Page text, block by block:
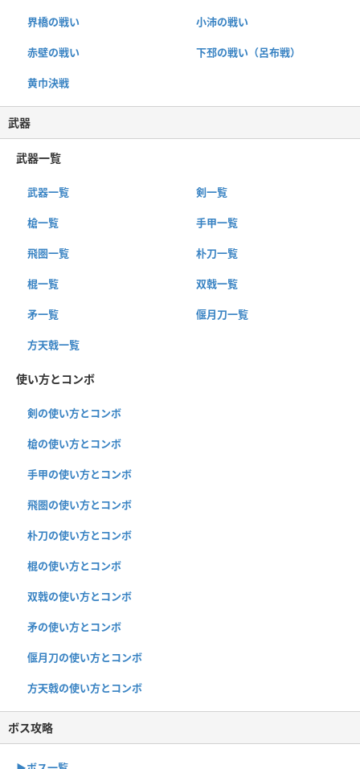
界橋の戦い 小沛の戦い
赤壁の戦い 下邳の戦い（呂布戦）
黄巾決戦
武器
武器一覧
武器一覧 剣一覧
槍一覧 手甲一覧
飛圏一覧 朴刀一覧
棍一覧 双戟一覧
矛一覧 偃月刀一覧
方天戟一覧
使い方とコンボ
剣の使い方とコンボ
槍の使い方とコンボ
手甲の使い方とコンボ
飛圏の使い方とコンボ
朴刀の使い方とコンボ
棍の使い方とコンボ
双戟の使い方とコンボ
矛の使い方とコンボ
偃月刀の使い方とコンボ
方天戟の使い方とコンボ
ボス攻略